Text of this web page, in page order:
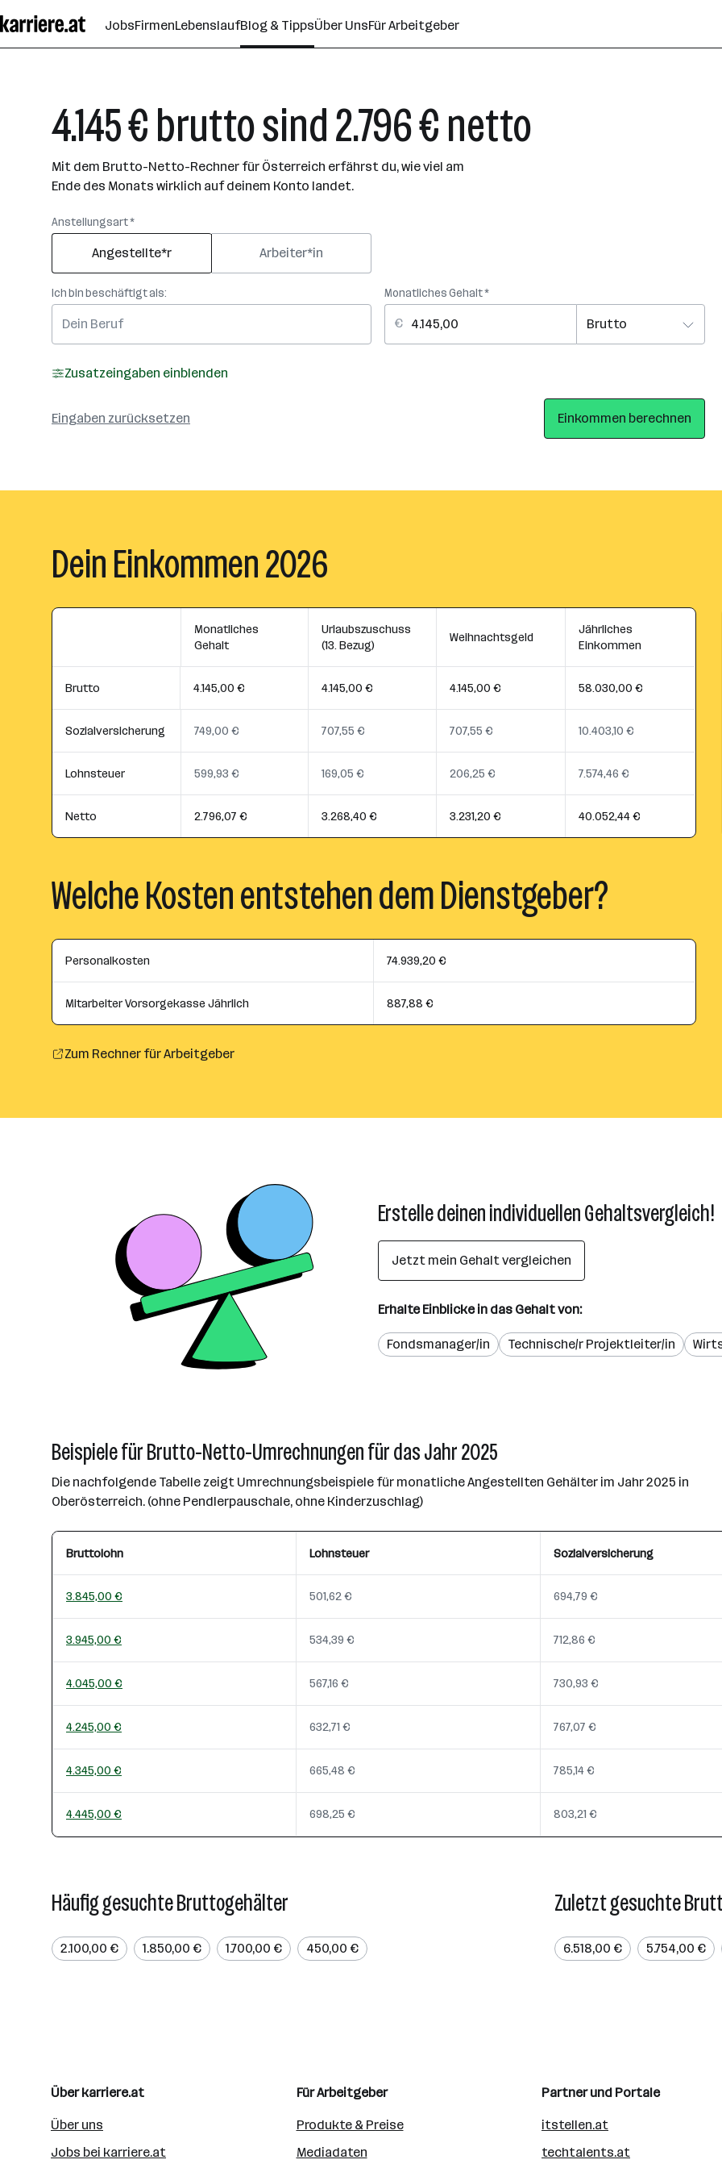
Seiteninhalt
springen
JobsFirmenLebenslaufBlog & TippsÜber UnsFür Arbeitgeber
4.145 € brutto sind 2.796 € netto
Mit dem Brutto-Netto-Rechner für Österreich erfährst du, wie viel am
Ende des Monats wirklich auf deinem Konto landet.
Anstellungsart *
Angestellte*r Arbeiter*in
Ich bin beschäftigt als: Monatliches Gehalt *
Zusatzeingaben einblenden
Eingaben zurücksetzen Einkommen berechnen
Dein Einkommen 2026
Monatliches
Gehalt
Urlaubszuschuss
(13. Bezug)
Weihnachtsgeld
Jährliches
Einkommen
Brutto 4.145,00 € 4.145,00 € 4.145,00 € 58.030,00 €
Sozialversicherung 749,00 € 707,55 € 707,55 € 10.403,10 €
Lohnsteuer 599,93 € 169,05 € 206,25 € 7.574,46 €
Netto 2.796,07 € 3.268,40 € 3.231,20 € 40.052,44 €
Welche Kosten entstehen dem Dienstgeber?
Personalkosten 74.939,20 €
Mitarbeiter Vorsorgekasse Jährlich 887,88 €
Zum Rechner für Arbeitgeber
Erstelle deinen individuellen Gehaltsvergleich!
Jetzt mein Gehalt vergleichen
Erhalte Einblicke in das Gehalt von:
Fondsmanager/in Technische/r Projektleiter/in
Beispiele für Brutto-Netto-Umrechnungen für das Jahr 2025
Die nachfolgende Tabelle zeigt Umrechnungsbeispiele für monatliche Angestellten Gehälter im Jahr 2025 in
Oberösterreich. (ohne Pendlerpauschale, ohne Kinderzuschlag)
Bruttolohn Lohnsteuer Sozialversicherung
3.845,00 € 501,62 € 694,79 €
3.945,00 € 534,39 € 712,86 €
4.045,00 € 567,16 € 730,93 €
4.245,00 € 632,71 € 767,07 €
4.345,00 € 665,48 € 785,14 €
4.445,00 € 698,25 € 803,21 €
Häufig gesuchte Bruttogehälter
2.100,00 € 1.850,00 € 1.700,00 € 450,00 €
Zuletzt gesuchte
6.518,00 € 5.754,00 €
Über karriere.at
Über uns
Jobs bei karriere.at
Für Arbeitgeber
Produkte & Preise
Mediadaten
Partner und Portale
itstellen.at
techtalents.at